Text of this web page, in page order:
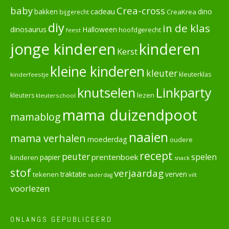
babybakken bijgerechtcadeau Crea-cross CreaKrea dino
dinosaurus diy feest Halloween hoofdgerecht in de klas
jonge kinderen Kerst kinderen
kinderfeestje kleine kinderen kleuterkleuterklas
kleuters kleuterschool knutselen lezen Linkparty
mamablog mama duizendpoot
mama verhalen moederdag naaien oudere
kinderen papier peuterprentenboek recept snack spelen
stoftekenen traktatie vaderdag verjaardagverven vilt
voorlezen
ONLANGS GEPUBLICEERD